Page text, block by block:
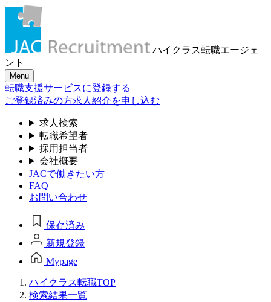
ハイクラス転職エージェ
ント
Menu
転職支援サービスに登録する
ご登録済みの方求人紹介を申し込む
求人検索
転職希望者
採用担当者
会社概要
JACで働きたい方
FAQ
お問い合わせ
保存済み
新規登録
Mypage
ハイクラス転職TOP
検索結果一覧